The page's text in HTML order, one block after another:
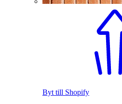
Byt till Shopify